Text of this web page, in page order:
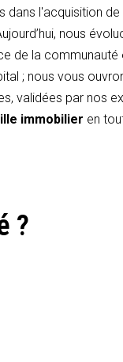
dans l'acquisition
nous
de la communauté
; nous vous
validées par nos
immobilier en
?